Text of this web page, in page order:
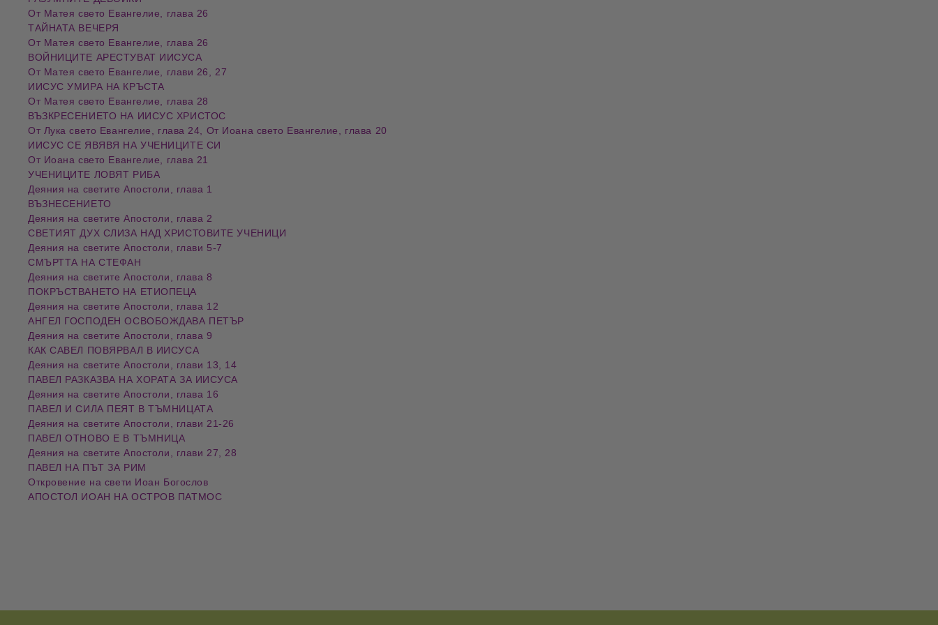
От Матея свето Евангелие, глава 26
ТАЙНАТА ВЕЧЕРЯ
От Матея свето Евангелие, глава 26
ВОЙНИЦИТЕ АРЕСТУВАТ ИИСУСА
От Матея свето Евангелие, глави 26, 27
ИИСУС УМИРА НА КРЪСТА
От Матея свето Евангелие, глава 28
ВЪЗКРЕСЕНИЕТО НА ИИСУС ХРИСТОС
От Лука свето Евангелие, глава 24, От Иоана свето Евангелие, глава 20
ИИСУС СЕ ЯВЯВЯ НА УЧЕНИЦИТЕ СИ
От Иоана свето Евангелие, глава 21
УЧЕНИЦИТЕ ЛОВЯТ РИБА
Деяния на светите Апостоли, глава 1
ВЪЗНЕСЕНИЕТО
Деяния на светите Апостоли, глава 2
СВЕТИЯТ ДУХ СЛИЗА НАД ХРИСТОВИТЕ УЧЕНИЦИ
Деяния на светите Апостоли, глави 5-7
СМЪРТТА НА СТЕФАН
Деяния на светите Апостоли, глава 8
ПОКРЪСТВАНЕТО НА ЕТИОПЕЦА
Деяния на светите Апостоли, глава 12
АНГЕЛ ГОСПОДЕН ОСВОБОЖДАВА ПЕТЪР
Деяния на светите Апостоли, глава 9
КАК САВЕЛ ПОВЯРВАЛ В ИИСУСА
Деяния на светите Апостоли, глави 13, 14
ПАВЕЛ РАЗКАЗВА НА ХОРАТА ЗА ИИСУСА
Деяния на светите Апостоли, глава 16
ПАВЕЛ И СИЛА ПЕЯТ В ТЪМНИЦАТА
Деяния на светите Апостоли, глави 21-26
ПАВЕЛ ОТНОВО Е В ТЪМНИЦА
Деяния на светите Апостоли, глави 27, 28
ПАВЕЛ НА ПЪТ ЗА РИМ
Откровение на свети Иоан Богослов
АПОСТОЛ ИОАН НА ОСТРОВ ПАТМОС